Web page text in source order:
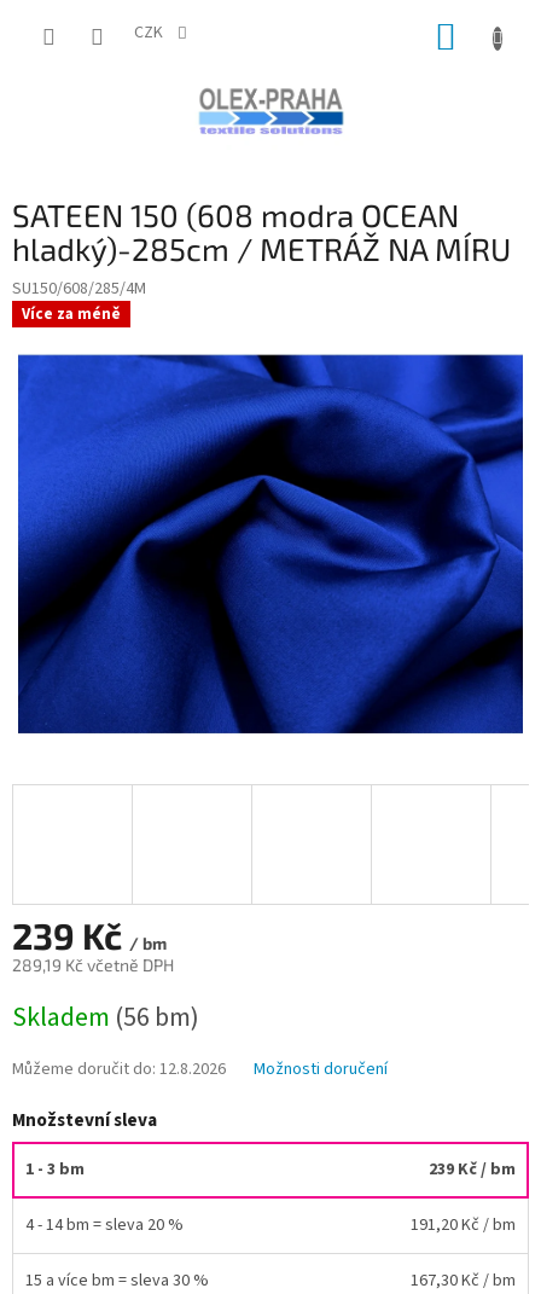
CZK
SATEEN 150 (608 modra OCEAN
hladký)-285cm / METRÁŽ NA MÍRU
SU150/608/285/4M
Více za méně
239 Kč / bm
289,19 Kč včetně DPH
cena:
Skladem (56 bm)
Můžeme doručit do: 12.8.2026 Možnosti doručení
Množstevní sleva
1 - 3 bm 239 Kč/ bm
4 - 14 bm = sleva 20 % 191,20 Kč / bm
15 a více bm = sleva 30 % 167,30 Kč / bm